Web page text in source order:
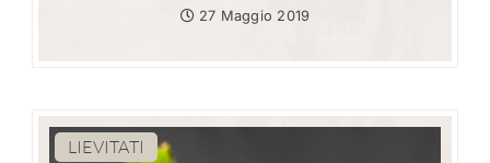
27 Maggio 2019
LIEVITATI